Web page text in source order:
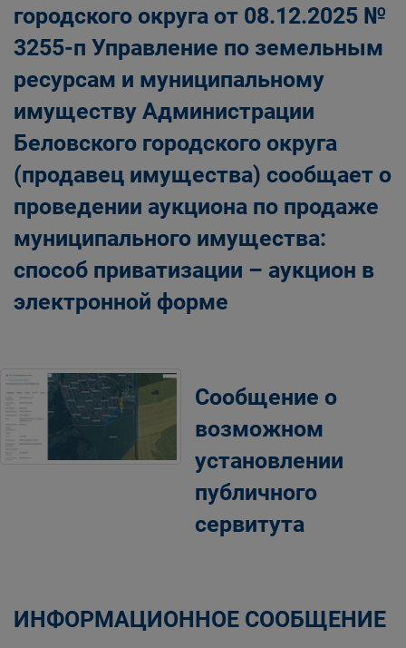
городского округа от 08.12.2025 №
3255-п Управление по земельным
ресурсам и муниципальному
имуществу Администрации
Беловского городского округа
(продавец имущества) сообщает о
проведении аукциона по продаже
муниципального имущества:
способ приватизации – аукцион в
электронной форме
Сообщение о
возможном
установлении
публичного
сервитута
ИНФОРМАЦИОННОЕ СООБЩЕНИЕ